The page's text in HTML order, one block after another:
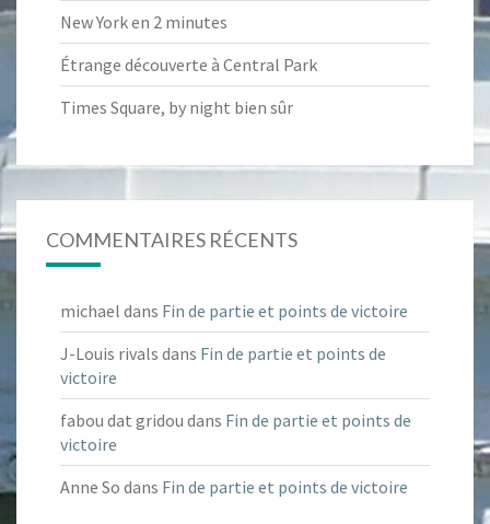
New York en 2 minutes
Étrange découverte à Central Park
Times Square, by night bien sûr
COMMENTAIRES RÉCENTS
michael dans Fin de partie et points de victoire
J-Louis rivals dans Fin de partie et points de
victoire
fabou dat gridou dans Fin de partie et points de
victoire
Anne So dans Fin de partie et points de victoire